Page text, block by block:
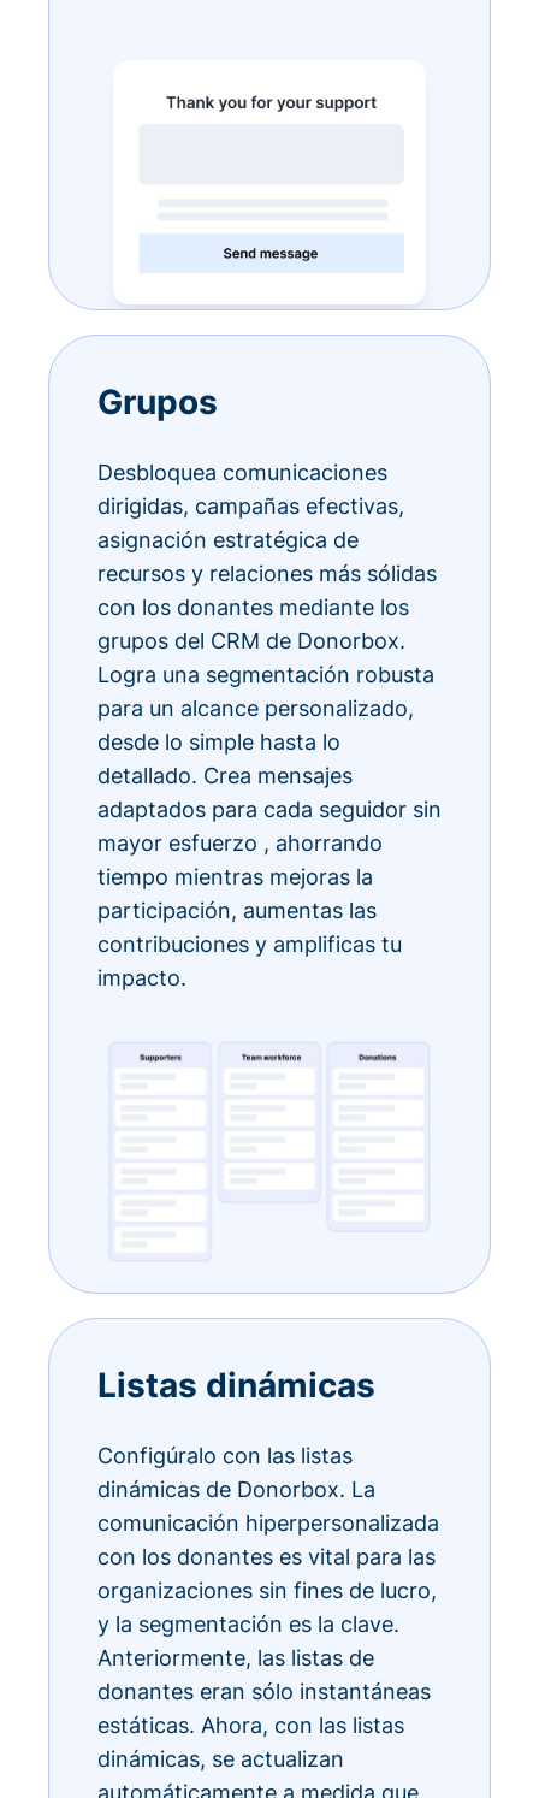
Grupos
Desbloquea comunicaciones
dirigidas, campañas efectivas,
asignación estratégica de
recursos y relaciones más sólidas
con los donantes mediante los
grupos del CRM de Donorbox.
Logra una segmentación robusta
para un alcance personalizado,
desde lo simple hasta lo
detallado. Crea mensajes
adaptados para cada seguidor sin
mayor esfuerzo , ahorrando
tiempo mientras mejoras la
participación, aumentas las
contribuciones y amplificas tu
impacto.
Listas dinámicas
Configúralo con las listas
dinámicas de Donorbox. La
comunicación hiperpersonalizada
con los donantes es vital para las
organizaciones sin fines de lucro,
y la segmentación es la clave.
Anteriormente, las listas de
donantes eran sólo instantáneas
estáticas. Ahora, con las listas
dinámicas, se actualizan
automáticamente a medida que